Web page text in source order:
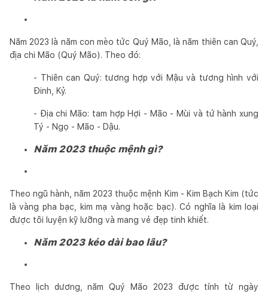
Năm 2023 là năm con mèo tức Quý Mão, là năm thiên can Quý,
địa chi Mão (Quý Mão). Theo đó:
- Thiên can Quý: tương hợp với Mậu và tương hình với
Đinh, Kỷ.
- Địa chi Mão: tam hợp Hợi - Mão - Mùi và tứ hành xung
Tý - Ngọ - Mão - Dậu.
Năm 2023 thuộc mệnh gì?
Theo ngũ hành, năm 2023 thuộc mệnh Kim - Kim Bạch Kim (tức
là vàng pha bạc, kim mạ vàng hoặc bạc). Có nghĩa là kim loại
được tôi luyện kỹ lưỡng và mang vẻ đẹp tinh khiết.
Năm 2023 kéo dài bao lâu?
Theo lịch dương, năm Quý Mão 2023 được tính từ ngày